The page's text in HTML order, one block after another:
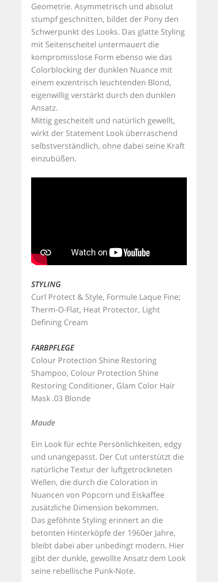
Geometrie. Asymmetrisch und absolut
stumpf geschnitten, bildet der Pony den
Schwerpunkt des Looks. Das glatte Styling
mit Seitenscheitel untermauert die
kompromisslose Form ebenso wie das
Colorblocking der dunklen Nuance mit
einem exzentrisch leuchtenden Blond,
eigenwillig verstärkt durch den dunklen
Ansatz.
Mittig gescheitelt und natürlich gewellt,
wirkt der Statement Look überraschend
selbstverständlich, ohne dabei seine Kraft
einzubüßen.
STYLING
Curl Protect & Style, Formule Laque Fine;
Therm-O-Flat, Heat Protector, Light
Defining Cream
FARBPFLEGE
Colour Protection Shine Restoring
Shampoo, Colour Protection Shine
Restoring Conditioner, Glam Color Hair
Mask .03 Blonde
Maude
Ein Look für echte Persönlichkeiten, edgy
und unangepasst. Der Cut unterstützt die
natürliche Textur der luftgetrockneten
Wellen, die durch die Coloration in
Nuancen von Popcorn und Eiskaffee
zusätzliche Dimension bekommen.
Das geföhnte Styling erinnert an die
betonten Hinterköpfe der 1960er Jahre,
bleibt dabei aber unbedingt modern. Hier
gibt der dunkle, gewollte Ansatz dem Look
seine rebellische Punk-Note.